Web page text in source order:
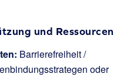
und Ressourcen
Barrierefreiheit /
oder